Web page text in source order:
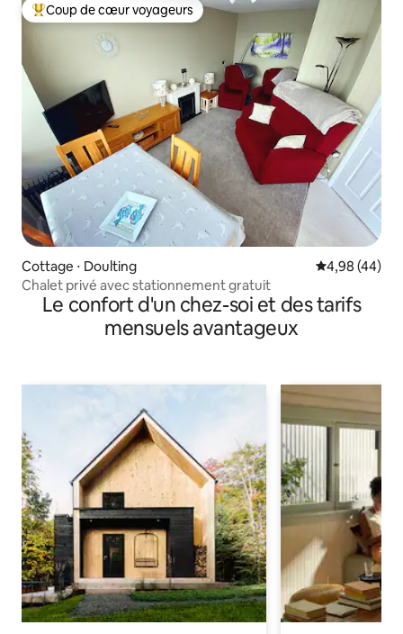
Coups de cœur voyageurs les plus appréciés
Coup de cœur voyageurs
Cottage ⋅ Doulting Évaluation
4,98 (44)
Chalet privé avec stationnement gratuit
Le confort d'un chez-soi et des tarifs
mensuels avantageux